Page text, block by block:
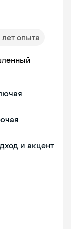
лет опыта
и акцент